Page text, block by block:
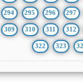
294 295 296 297
309 310 311 312
322 323